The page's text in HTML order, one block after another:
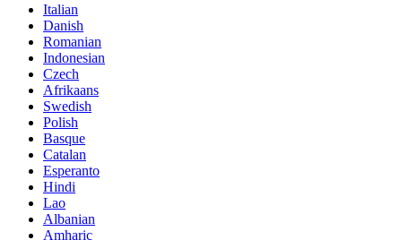
Italian
Danish
Romanian
Indonesian
Czech
Afrikaans
Swedish
Polish
Basque
Catalan
Esperanto
Hindi
Lao
Albanian
Amharic